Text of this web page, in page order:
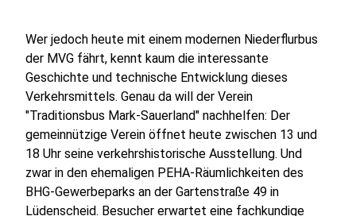
Wer jedoch heute mit einem modernen Niederflurbus
der MVG fährt, kennt kaum die interessante
Geschichte und technische Entwicklung dieses
Verkehrsmittels. Genau da will der Verein
"Traditionsbus Mark-Sauerland" nachhelfen: Der
gemeinnützige Verein öffnet heute zwischen 13 und
18 Uhr seine verkehrshistorische Ausstellung. Und
zwar in den ehemaligen PEHA-Räumlichkeiten des
BHG-Gewerbeparks an der Gartenstraße 49 in
Lüdenscheid. Besucher erwartet eine fachkundige